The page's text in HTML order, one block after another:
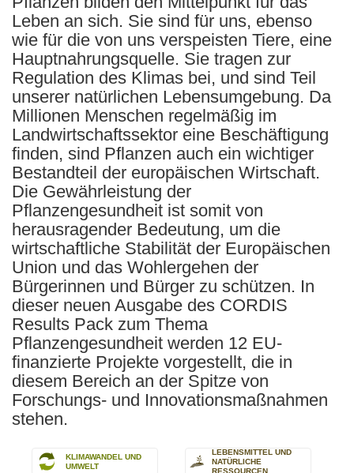
Leben an sich. Sie sind für uns, ebenso
wie für die von uns verspeisten Tiere, eine
Hauptnahrungsquelle. Sie tragen zur
Regulation des Klimas bei, und sind Teil
unserer natürlichen Lebensumgebung. Da
Millionen Menschen regelmäßig im
Landwirtschaftssektor eine Beschäftigung
finden, sind Pflanzen auch ein wichtiger
Bestandteil der europäischen Wirtschaft.
Die Gewährleistung der
Pflanzengesundheit ist somit von
herausragender Bedeutung, um die
wirtschaftliche Stabilität der Europäischen
Union und das Wohlergehen der
Bürgerinnen und Bürger zu schützen. In
dieser neuen Ausgabe des CORDIS
Results Pack zum Thema
Pflanzengesundheit werden 12 EU-
finanzierte Projekte vorgestellt, die in
diesem Bereich an der Spitze von
Forschungs- und Innovationsmaßnahmen
stehen.
KLIMAWANDEL UND
UMWELT
LEBENSMITTEL UND
NATÜRLICHE
RESSOURCEN